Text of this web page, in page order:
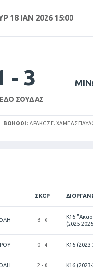
18 ΙΑΝ 2026 15:00
- 3
ΣΟΎΔΑΣ
ΒΟΗΘΟΊ: ΔΡΑΚΟΣ Γ. ΧΆΜΠΑΣ
ΣΚΟΡ
6 - 0
Κ16
(2025-
0 - 4 Κ16 (2023-
2 - 0 Κ16 (2023-